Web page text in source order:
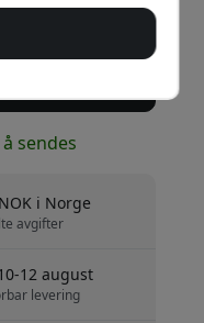
sendes
i Norge
avgifter
12 august
levering